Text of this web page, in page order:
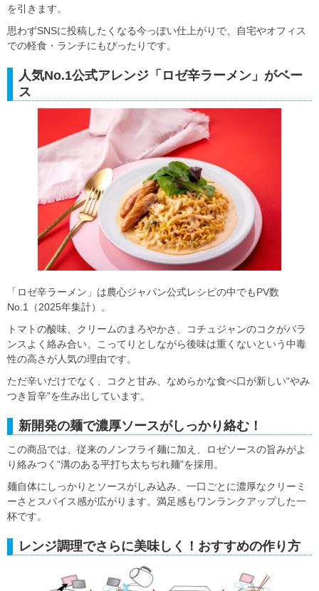
を引きます。
思わずSNSに投稿したくなる今っぽい仕上がりで、自宅やオフィス
での軽食・ランチにもぴったりです。
人気No.1公式アレンジ「ロゼ辛ラーメン」がベー
ス
「ロゼ辛ラーメン」は農心ジャパン公式レシピの中でもPV数
No.1（2025年集計）。
トマトの酸味、クリームのまろやかさ、コチュジャンのコクがバラ
ンスよく絡み合い、こってりとしながら後味は重くないという中毒
性の高さが人気の理由です。
ただ辛いだけでなく、コクと甘み、なめらかな食べ口が新しい“やみ
つき旨辛”を生み出しています。
新開発の麺で濃厚ソースがしっかり絡む！
この商品では、従来のノンフライ麺に加え、ロゼソースの旨みがよ
り絡みつく“溝のある平打ち太ちぢれ麺”を採用。
麺自体にしっかりとソースがしみ込み、一口ごとに濃厚なクリーミ
ーさとスパイス感が広がります。満足感もワンランクアップした一
杯です。
レンジ調理でさらに美味しく！おすすめの作り方